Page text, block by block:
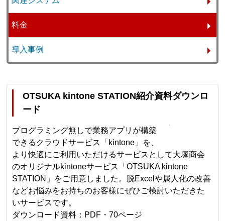
料金
導入事例
OTSUKA kintone STATION紹介資料ダウンロ
ード
プログラミング無しで業務アプリが構築
できるクラウドサービス「kintone」を、
より快適にご利用いただけるサービスとして大塚商会
のオリジナルkintoneサービス「OTSUKA kintone
STATION」をご用意しました。脱Excelや属人化の改善
などお悩みをお持ちのお客様にぜひご検討いただきた
いサービスです。
ダウンロード資料：PDF・70ページ